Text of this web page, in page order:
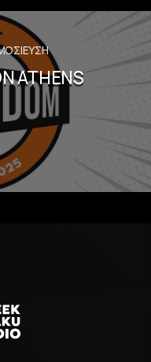
ATHENS